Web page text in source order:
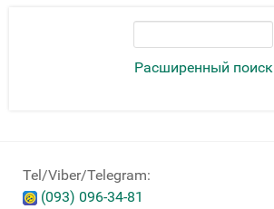
Расширенный поиск
Tel/Viber/Telegram:
(093) 096-34-81